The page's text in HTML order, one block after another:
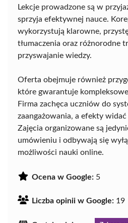
Lekcje prowadzone są w
sprzyja efektywnej nauce.
wykorzystują klarowne,
tłumaczenia oraz różnorodne
przyswajanie wiedzy.
Oferta obejmuje również
które gwarantuje
Firma zachęca uczniów do
zaangażowania, a efekty
Zajęcia organizowane są
umówieniu i odbywają się
możliwości nauki online.
Ocena w Google: 5
Liczba opinii w Google: 19